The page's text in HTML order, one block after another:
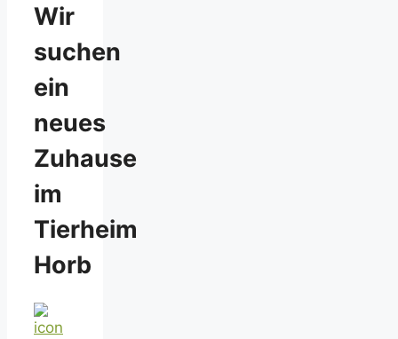
Wir
suchen
ein
neues
Zuhause
im
Tierheim
Horb